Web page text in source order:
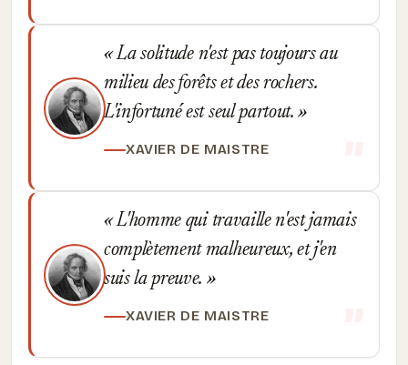
La solitude n'est pas toujours au
milieu des forêts et des rochers.
L'infortuné est seul partout.
XAVIER DE MAISTRE
L'homme qui travaille n'est jamais
complètement malheureux, et j'en
suis la preuve.
XAVIER DE MAISTRE